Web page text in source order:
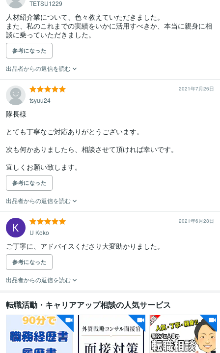
TETSU1229
人材紹介業について、色々教えていただきました。
また、私のこれまでの実績をいかに活用すべきか、本当に親身に相
談に乗っていただきました。
参考になった
出品者からの返信を読む
2021年7月26日
tsyuu24
隊長様
とても丁寧なご対応ありがとうございます。
次も何かありましたら、相談させて頂ければ幸いです。
宜しくお願い致します。
参考になった
出品者からの返信を読む
2021年6月28日
U Koko
参考になった
出品者からの返信を読む
転職活動・キャリアアップ相談の人気サービス